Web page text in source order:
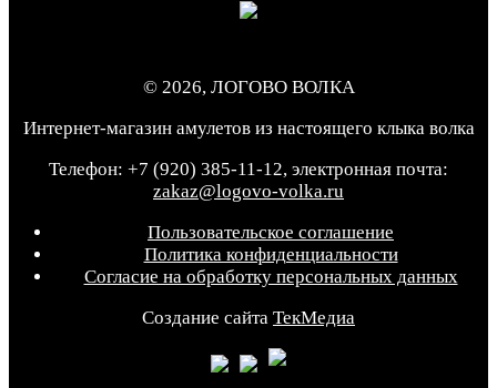
© 2026, ЛОГОВО ВОЛКА
Интернет-магазин амулетов из настоящего клыка волка
Телефон: +7 (920) 385-11-12, электронная почта:
zakaz@logovo-volka.ru
Пользовательское соглашение
Политика конфиденциальности
Согласие на обработку персональных данных
Создание сайта ТекМедиа